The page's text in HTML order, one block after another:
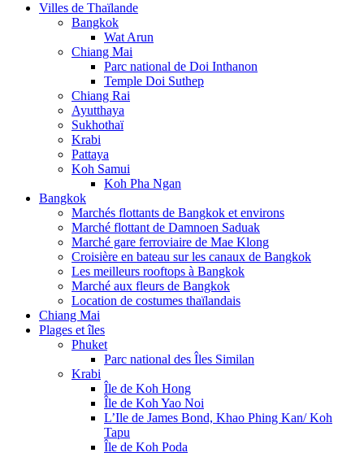
Villes de Thaïlande
Bangkok
Wat Arun
Chiang Mai
Parc national de Doi Inthanon
Temple Doi Suthep
Chiang Rai
Ayutthaya
Sukhothaï
Krabi
Pattaya
Koh Samui
Koh Pha Ngan
Bangkok
Marchés flottants de Bangkok et environs
Marché flottant de Damnoen Saduak
Marché gare ferroviaire de Mae Klong
Croisière en bateau sur les canaux de Bangkok
Les meilleurs rooftops à Bangkok
Marché aux fleurs de Bangkok
Location de costumes thaïlandais
Chiang Mai
Plages et îles
Phuket
Parc national des Îles Similan
Krabi
Île de Koh Hong
Île de Koh Yao Noi
L’Ile de James Bond, Khao Phing Kan/ Koh
Tapu
Île de Koh Poda